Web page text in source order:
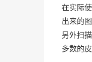
在实际
出来的
另外扫
多数的